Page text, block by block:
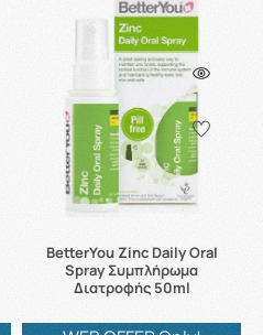
BetterYou Zinc Daily Oral
Spray Συμπλήρωμα
Διατροφής 50ml